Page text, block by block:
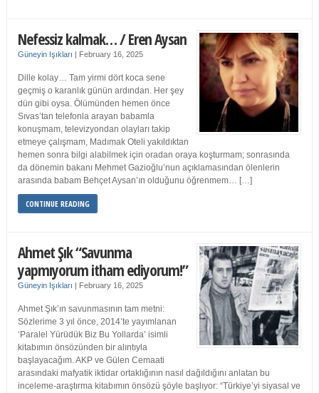
Nefessiz kalmak… / Eren Aysan
Güneyin Işıkları | February 16, 2025
Dille kolay… Tam yirmi dört koca sene
geçmiş o karanlık günün ardından. Her şey
dün gibi oysa. Ölümünden hemen önce
Sıvas’tan telefonla arayan babamla
konuşmam, televizyondan olayları takip
etmeye çalışmam, Madımak Oteli yakıldıktan
hemen sonra bilgi alabilmek için oradan oraya koşturmam; sonrasında
da dönemin bakanı Mehmet Gazioğlu’nun açıklamasından ölenlerin
arasında babam Behçet Aysan’ın olduğunu öğrenmem… […]
CONTINUE READING
Ahmet Şık “Savunma
yapmıyorum itham ediyorum!”
Güneyin Işıkları | February 16, 2025
Ahmet Şık’ın savunmasının tam metni:
Sözlerime 3 yıl önce, 2014’te yayımlanan
‘Paralel Yürüdük Biz Bu Yollarda’ isimli
kitabımın önsözünden bir alıntıyla
başlayacağım. AKP ve Gülen Cemaati
arasındaki mafyatik iktidar ortaklığının nasıl dağıldığını anlatan bu
inceleme-araştırma kitabımın önsözü şöyle başlıyor: “Türkiye’yi siyasal ve